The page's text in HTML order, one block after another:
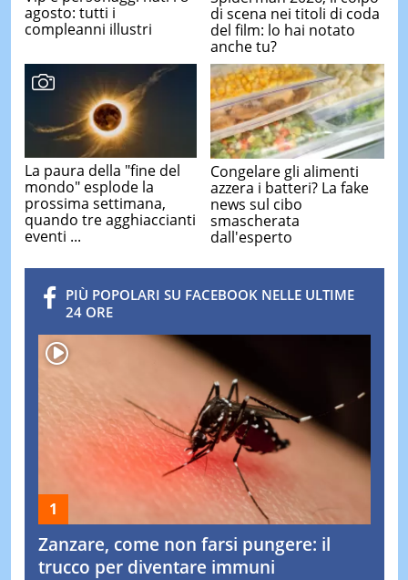
agosto: tutti i
compleanni illustri
di scena nei titoli di coda
del film: lo hai notato
anche tu?
La paura della "fine del
mondo" esplode la
prossima settimana,
quando tre agghiaccianti
eventi ...
Congelare gli alimenti
azzera i batteri? La fake
news sul cibo
smascherata
dall'esperto
PIÙ POPOLARI SU FACEBOOK NELLE ULTIME
24 ORE
Zanzare, come non farsi pungere: il
trucco per diventare immuni